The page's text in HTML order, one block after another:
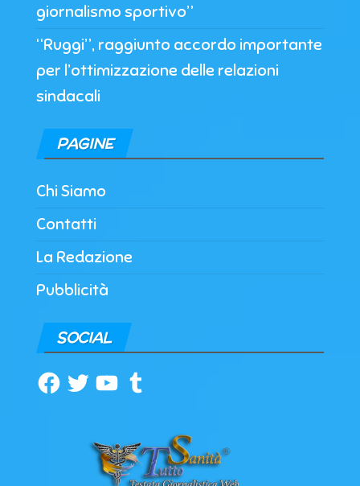
giornalismo sportivo”
“Ruggi”, raggiunto accordo importante
per l’ottimizzazione delle relazioni
sindacali
PAGINE
Chi Siamo
Contatti
La Redazione
Pubblicità
SOCIAL
Facebook
TwitterYouTubeTumblr